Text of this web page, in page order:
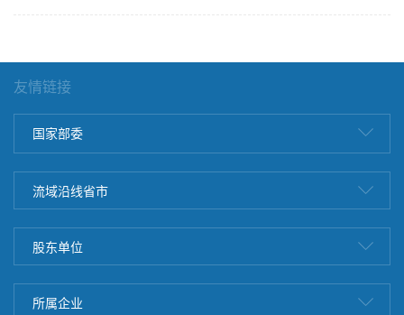
友情链接
国家部委
流域沿线省市
股东单位
所属企业